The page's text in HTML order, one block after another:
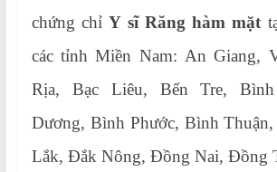
chứng chỉY sĩ Răng hàm mặt
các tỉnh Miền Nam: An Giang,
Rịa, Bạc Liêu, Bến Tre,
Dương, Bình Phước, Bình
Lắk, Đắk Nông, Đồng Nai, Đồng